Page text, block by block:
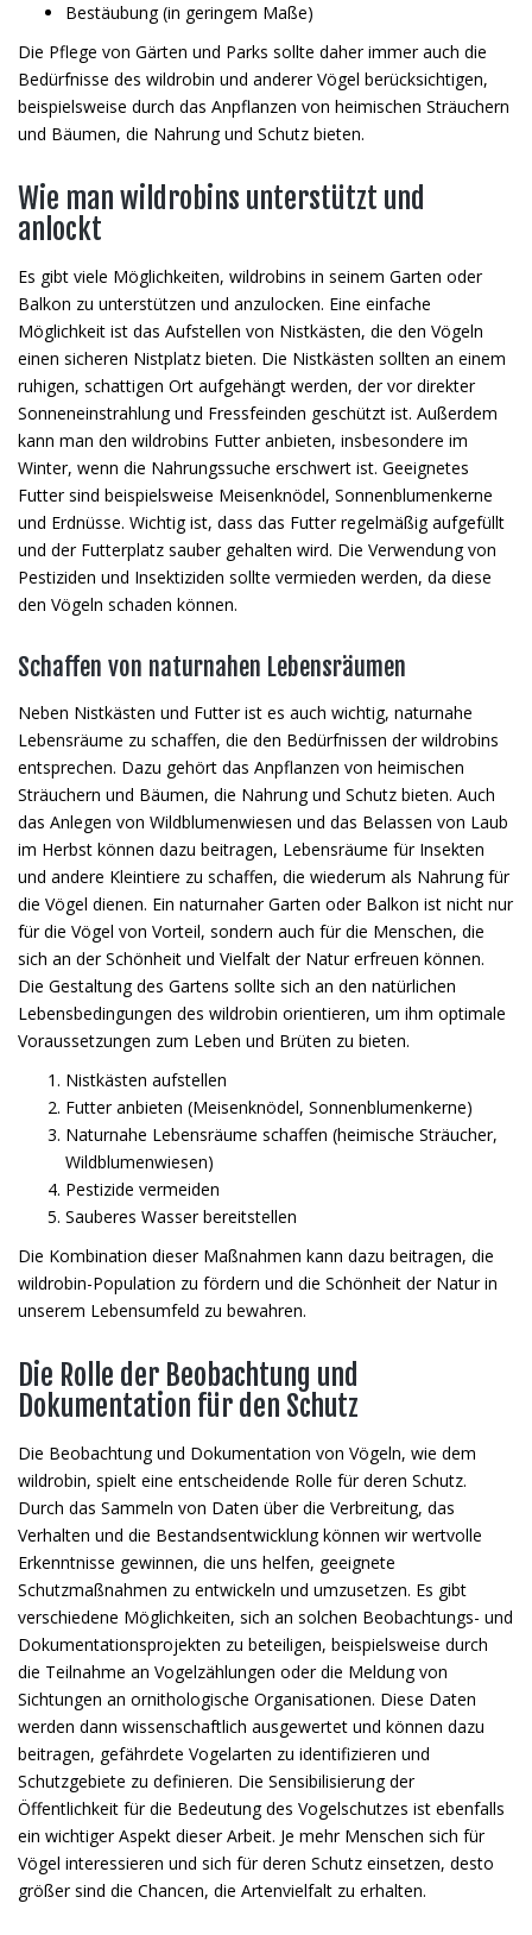
Bestäubung (in geringem Maße)
Die Pflege von Gärten und Parks sollte daher immer auch die
Bedürfnisse des wildrobin und anderer Vögel berücksichtigen,
beispielsweise durch das Anpflanzen von heimischen Sträuchern
und Bäumen, die Nahrung und Schutz bieten.
Wie man wildrobins unterstützt und
anlockt
Es gibt viele Möglichkeiten, wildrobins in seinem Garten oder
Balkon zu unterstützen und anzulocken. Eine einfache
Möglichkeit ist das Aufstellen von Nistkästen, die den Vögeln
einen sicheren Nistplatz bieten. Die Nistkästen sollten an einem
ruhigen, schattigen Ort aufgehängt werden, der vor direkter
Sonneneinstrahlung und Fressfeinden geschützt ist. Außerdem
kann man den wildrobins Futter anbieten, insbesondere im
Winter, wenn die Nahrungssuche erschwert ist. Geeignetes
Futter sind beispielsweise Meisenknödel, Sonnenblumenkerne
und Erdnüsse. Wichtig ist, dass das Futter regelmäßig aufgefüllt
und der Futterplatz sauber gehalten wird. Die Verwendung von
Pestiziden und Insektiziden sollte vermieden werden, da diese
den Vögeln schaden können.
Schaffen von naturnahen Lebensräumen
Neben Nistkästen und Futter ist es auch wichtig, naturnahe
Lebensräume zu schaffen, die den Bedürfnissen der wildrobins
entsprechen. Dazu gehört das Anpflanzen von heimischen
Sträuchern und Bäumen, die Nahrung und Schutz bieten. Auch
das Anlegen von Wildblumenwiesen und das Belassen von Laub
im Herbst können dazu beitragen, Lebensräume für Insekten
und andere Kleintiere zu schaffen, die wiederum als Nahrung für
die Vögel dienen. Ein naturnaher Garten oder Balkon ist nicht nur
für die Vögel von Vorteil, sondern auch für die Menschen, die
sich an der Schönheit und Vielfalt der Natur erfreuen können.
Die Gestaltung des Gartens sollte sich an den natürlichen
Lebensbedingungen des wildrobin orientieren, um ihm optimale
Voraussetzungen zum Leben und Brüten zu bieten.
Nistkästen aufstellen
Futter anbieten (Meisenknödel, Sonnenblumenkerne)
Naturnahe Lebensräume schaffen (heimische Sträucher,
Wildblumenwiesen)
Pestizide vermeiden
Sauberes Wasser bereitstellen
Die Kombination dieser Maßnahmen kann dazu beitragen, die
wildrobin-Population zu fördern und die Schönheit der Natur in
unserem Lebensumfeld zu bewahren.
Die Rolle der Beobachtung und
Dokumentation für den Schutz
Die Beobachtung und Dokumentation von Vögeln, wie dem
wildrobin, spielt eine entscheidende Rolle für deren Schutz.
Durch das Sammeln von Daten über die Verbreitung, das
Verhalten und die Bestandsentwicklung können wir wertvolle
Erkenntnisse gewinnen, die uns helfen, geeignete
Schutzmaßnahmen zu entwickeln und umzusetzen. Es gibt
verschiedene Möglichkeiten, sich an solchen Beobachtungs- und
Dokumentationsprojekten zu beteiligen, beispielsweise durch
die Teilnahme an Vogelzählungen oder die Meldung von
Sichtungen an ornithologische Organisationen. Diese Daten
werden dann wissenschaftlich ausgewertet und können dazu
beitragen, gefährdete Vogelarten zu identifizieren und
Schutzgebiete zu definieren. Die Sensibilisierung der
Öffentlichkeit für die Bedeutung des Vogelschutzes ist ebenfalls
ein wichtiger Aspekt dieser Arbeit. Je mehr Menschen sich für
Vögel interessieren und sich für deren Schutz einsetzen, desto
größer sind die Chancen, die Artenvielfalt zu erhalten.